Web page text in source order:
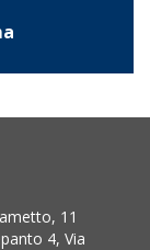
11
4, Via